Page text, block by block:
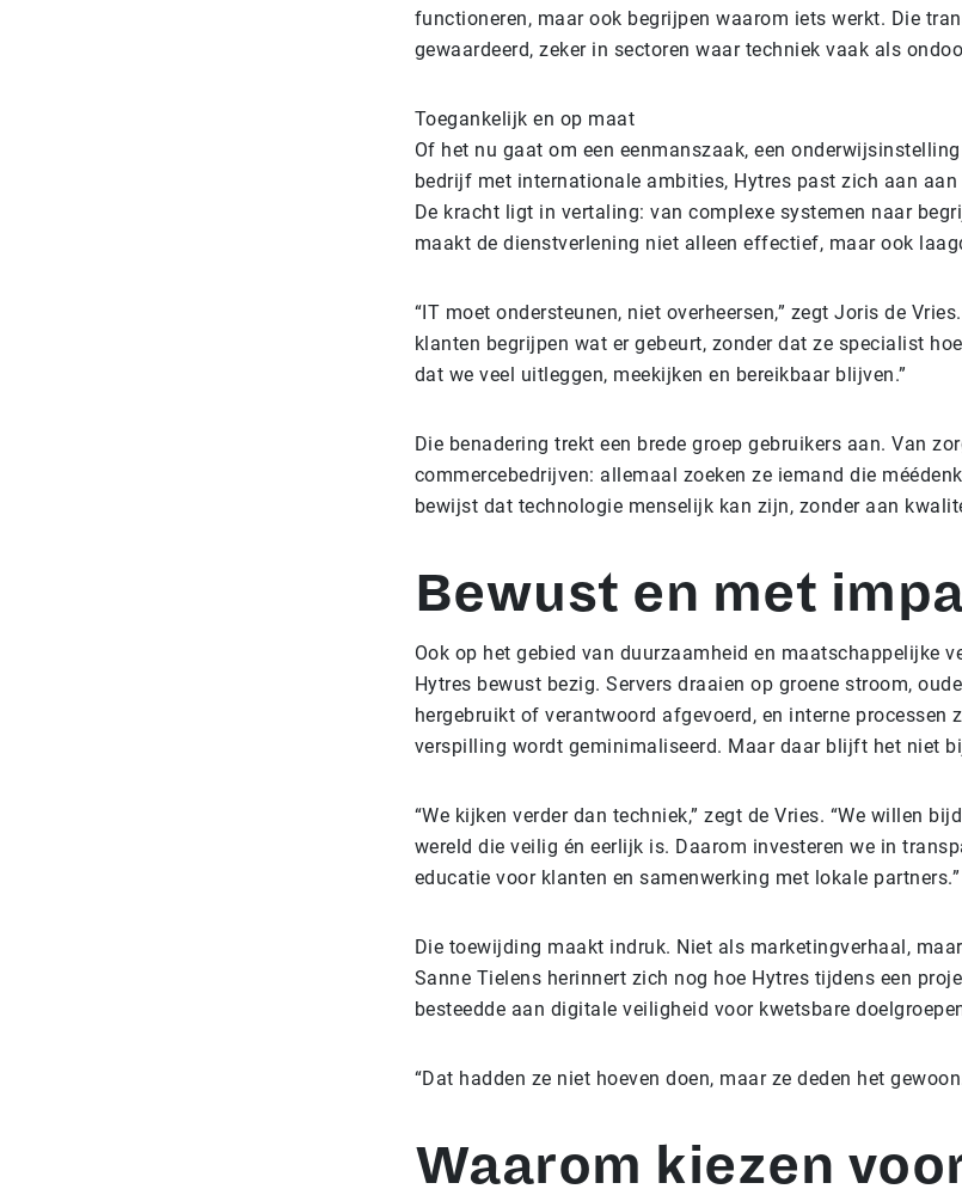
functioneren, maar ook begrijpen waarom iets werkt. Die
gewaardeerd, zeker in sectoren waar techniek vaak als
Toegankelijk en op maat
Of het nu gaat om een eenmanszaak, een
bedrijf met internationale ambities, Hytres past zich aan aan
De kracht ligt in vertaling: van complexe systemen naar
maakt de dienstverlening niet alleen effectief, maar ook
“IT moet ondersteunen, niet overheersen,” zegt Joris de
klanten begrijpen wat er gebeurt, zonder dat ze specialist
dat we veel uitleggen, meekijken en bereikbaar blijven.”
Die benadering trekt een brede groep gebruikers aan. Van
commercebedrijven: allemaal zoeken ze iemand die
bewijst dat technologie menselijk kan zijn, zonder aan
Bewust en met
Ook op het gebied van duurzaamheid en maatschappelijke
Hytres bewust bezig. Servers draaien op groene stroom,
hergebruikt of verantwoord afgevoerd, en interne processen
verspilling wordt geminimaliseerd. Maar daar blijft het niet
“We kijken verder dan techniek,” zegt de Vries. “We willen
wereld die veilig én eerlijk is. Daarom investeren we in
educatie voor klanten en samenwerking met lokale partners.”
Die toewijding maakt indruk. Niet als marketingverhaal,
Sanne Tielens herinnert zich nog hoe Hytres tijdens een
besteedde aan digitale veiligheid voor kwetsbare
“Dat hadden ze niet hoeven doen, maar ze deden het
Waarom kiezen